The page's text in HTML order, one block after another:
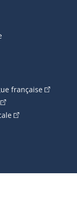
française(Cet
hyperlien externe
(Cet hyperlien
externe